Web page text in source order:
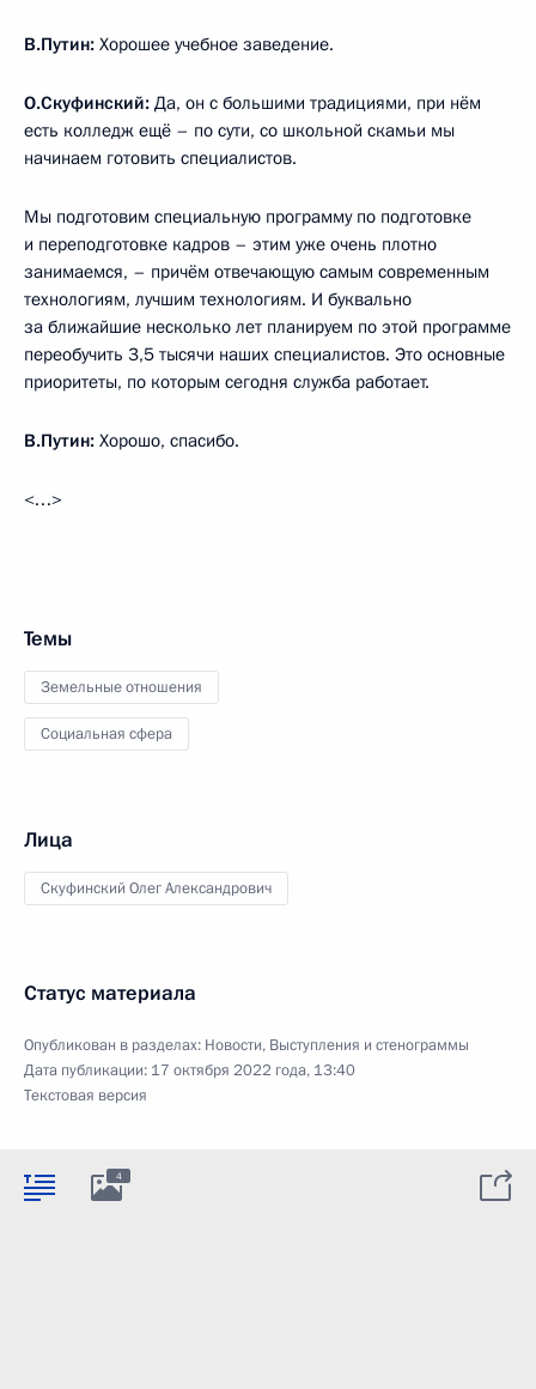
В.Путин: Хорошее учебное заведение.
О.Скуфинский: Да, он с большими традициями, при нём
есть колледж ещё – по сути, со школьной скамьи мы
начинаем готовить специалистов.
Мы подготовим специальную программу по подготовке
и переподготовке кадров – этим уже очень плотно
занимаемся, – причём отвечающую самым современным
технологиям, лучшим технологиям. И буквально
за ближайшие несколько лет планируем по этой программе
переобучить 3,5 тысячи наших специалистов. Это основные
приоритеты, по которым сегодня служба работает.
В.Путин: Хорошо, спасибо.
<…>
Темы
Земельные отношения
Социальная сфера
Лица
Скуфинский Олег Александрович
Статус материала
Опубликован в разделах: Новости, Выступления и стенограммы
Дата публикации: 17 октября 2022 года, 13:40
Текстовая версия
4